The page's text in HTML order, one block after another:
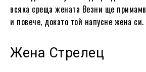
всяка среща жената Везни ще
и повече, докато той напусне жена си.
Жена Стрелец